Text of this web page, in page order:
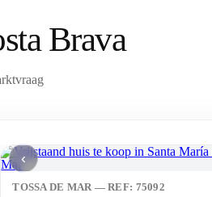
Brava
‹
TOSSA DE MAR — REF: 75092